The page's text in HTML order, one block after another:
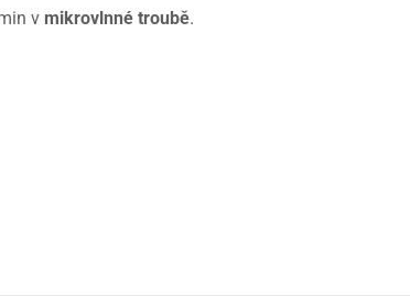
v mikrovlnné troubě.